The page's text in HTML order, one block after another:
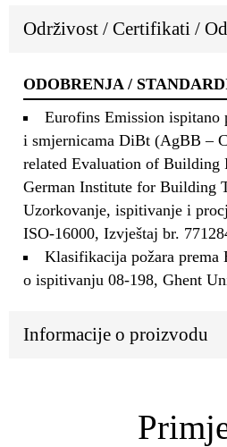
Održivost / Certifikati /
ODOBRENJA /
Eurofins Emission ispitano
i smjernicama DiBt (AgBB –
related Evaluation of Building
German Institute for Building
Uzorkovanje, ispitivanje i
ISO-16000, Izvještaj br.
Klasifikacija požara prema
o ispitivanju 08-198, Ghent
Informacije o proizvodu